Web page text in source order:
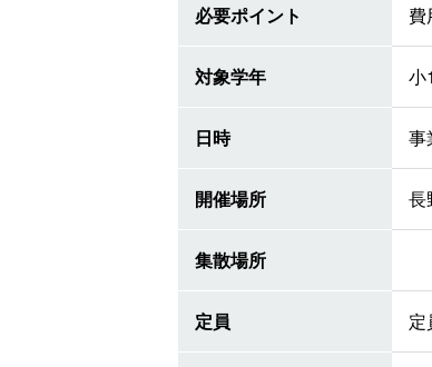
必要ポイント 費
対象学年 小
日時 事
開催場所 長
集散場所
定員 定